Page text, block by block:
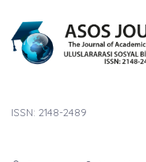
ISSN: 2148-2489